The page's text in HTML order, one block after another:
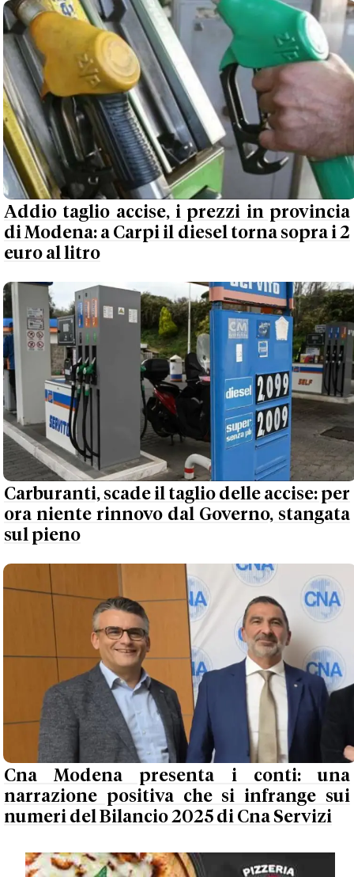
Addio taglio accise, i prezzi in provincia
di Modena: a Carpi il diesel torna sopra i 2
euro al litro
Carburanti, scade il taglio delle accise: per
ora niente rinnovo dal Governo, stangata
sul pieno
Cna Modena presenta i conti: una
narrazione positiva che si infrange sui
numeri del Bilancio 2025 di Cna Servizi